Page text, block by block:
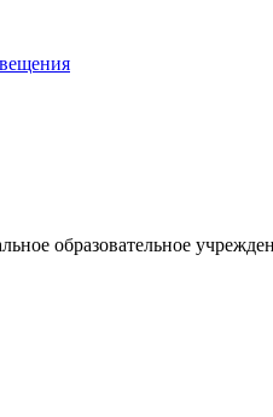
образовательное